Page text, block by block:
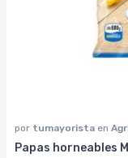
por tumayorista en
Papas horneables